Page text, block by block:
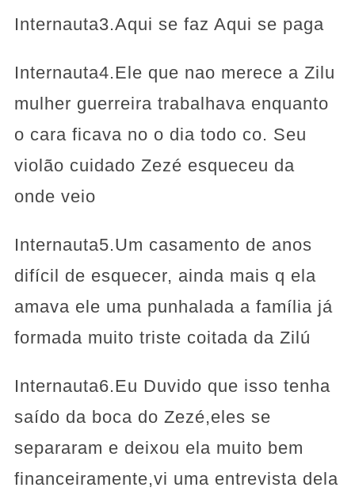
Internauta3.Aqui se faz Aqui se paga
Internauta4.Ele que nao merece a Zilu
mulher guerreira trabalhava enquanto
o cara ficava no o dia todo co. Seu
violão cuidado Zezé esqueceu da
onde veio
Internauta5.Um casamento de anos
difícil de esquecer, ainda mais q ela
amava ele uma punhalada a família já
formada muito triste coitada da Zilú
Internauta6.Eu Duvido que isso tenha
saído da boca do Zezé,eles se
separaram e deixou ela muito bem
financeiramente,vi uma entrevista dela